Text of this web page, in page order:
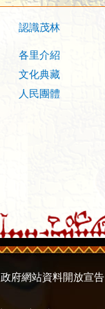
認識茂林
各里介紹
文化典藏
人民團體
政府網站資料開放宣告